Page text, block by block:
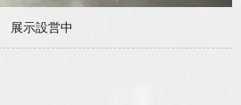
展示設営中